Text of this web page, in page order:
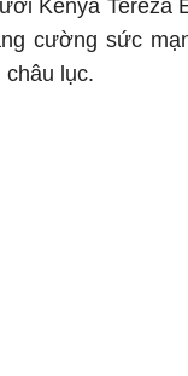
Kenya Tereza
cường sức
lục.